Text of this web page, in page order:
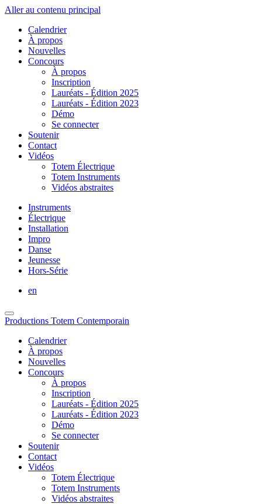
Aller au contenu principal
Calendrier
À propos
Nouvelles
Concours
À propos
Inscription
Lauréats - Édition 2025
Lauréats - Édition 2023
Démo
Se connecter
Soutenir
Contact
Vidéos
Totem Électrique
Totem Instruments
Vidéos abstraites
Instruments
Électrique
Installation
Impro
Danse
Jeunesse
Hors-Série
en
Productions Totem Contemporain
Calendrier
À propos
Nouvelles
Concours
À propos
Inscription
Lauréats - Édition 2025
Lauréats - Édition 2023
Démo
Se connecter
Soutenir
Contact
Vidéos
Totem Électrique
Totem Instruments
Vidéos abstraites